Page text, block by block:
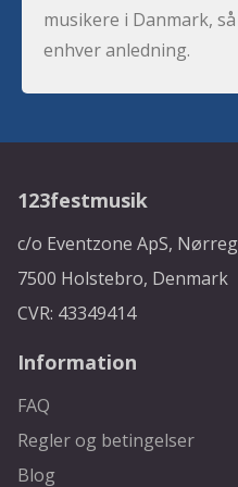
musikere i Danmark,
enhver anledning.
123festmusik
c/o Eventzone ApS,
7500 Holstebro, Denmark
CVR: 43349414
Information
FAQ
Regler og betingelser
Blog